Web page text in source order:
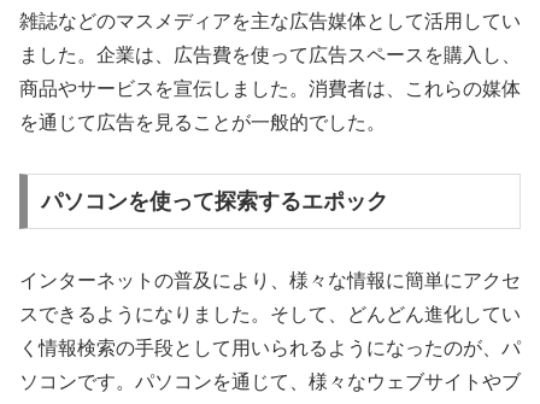
雑誌などのマスメディアを主な広告媒体として活用してい
ました。企業は、広告費を使って広告スペースを購入し、
商品やサービスを宣伝しました。消費者は、これらの媒体
を通じて広告を見ることが一般的でした。
パソコンを使って探索するエポック
インターネットの普及により、様々な情報に簡単にアクセ
スできるようになりました。そして、どんどん進化してい
く情報検索の手段として用いられるようになったのが、パ
ソコンです。パソコンを通じて、様々なウェブサイトやブ